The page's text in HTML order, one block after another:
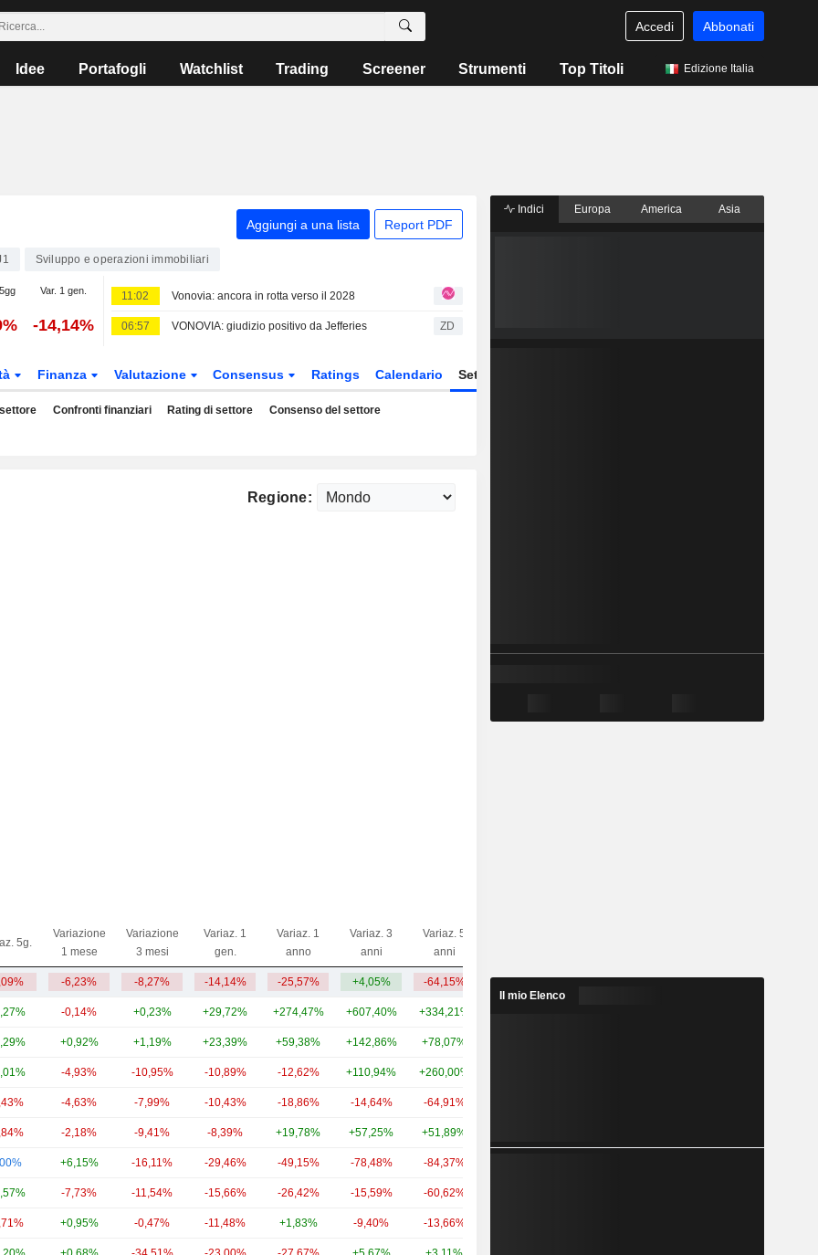
Accedi Abbonati
Idee Portafogli Watchlist Trading Screener Strumenti Top Titoli Edizione Italia
Aggiungi a una lista Report PDF
Sviluppo e operazioni immobiliari
Var. 1 gen.
-14,14%
11:02 Vonovia: ancora in rotta verso il 2028
06:57 VONOVIA: giudizio positivo da Jefferies ZD
Finanza Valutazione Consensus Ratings Calendario Settore
Confronti finanziari Rating di settore Consenso del settore
Regione:
5g.
Variazione
1 mese
Variazione
3 mesi
Variaz. 1
gen.
Variaz. 1
anno
Variaz. 3
anni
Variaz. 5
anni
-6,23% -8,27% -14,14% -25,57% +4,05% -64,15%
-0,14% +0,23% +29,72% +274,47% +607,40% +334,21%
+0,92% +1,19% +23,39% +59,38% +142,86% +78,07%
-4,93% -10,95% -10,89% -12,62% +110,94% +260,00%
-4,63% -7,99% -10,43% -18,86% -14,64% -64,91%
-2,18% -9,41% -8,39% +19,78% +57,25% +51,89%
+6,15% -16,11% -29,46% -49,15% -78,48% -84,37%
-7,73% -11,54% -15,66% -26,42% -15,59% -60,62%
+0,95% -0,47% -11,48% +1,83% -9,40% -13,66%
Indici Europa America Asia
Il mio Elenco